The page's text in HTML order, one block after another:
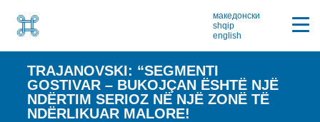
македонски
shqip
english
TRAJANOVSKI: “SEGMENTI
GOSTIVAR – BUKOJÇAN ËSHTË NJË
NDËRTIM SERIOZ NË NJË ZONË TË
NDËRLIKUAR MALORE!